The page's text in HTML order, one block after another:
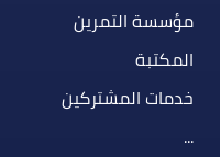
مؤسسة التمرين
المكتبة
خدمات المشتركين
...